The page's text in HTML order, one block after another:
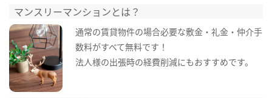
マンスリーマンションとは？
通常の賃貸物件の場合必要な敷金・礼金・仲介手
数料がすべて無料です！
法人様の出張時の経費削減にもおすすめです。